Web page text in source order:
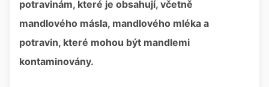
potravinám, které je obsahují, včetně
mandlového másla, mandlového mléka a
potravin, které mohou být mandlemi
kontaminovány.